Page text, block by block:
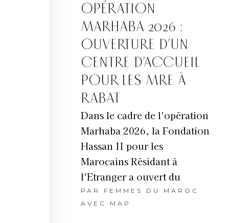
OPÉRATION
MARHABA 2026 :
OUVERTURE D’UN
CENTRE D’ACCUEIL
POUR LES MRE À
RABAT
Dans le cadre de l'opération
Marhaba 2026, la Fondation
Hassan II pour les
Marocains Résidant à
l'Etranger a ouvert du
PAR FEMMES DU MAROC
AVEC MAP